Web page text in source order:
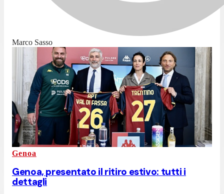
Marco Sasso
Genoa
Genoa, presentato il ritiro estivo: tutti i
dettagli